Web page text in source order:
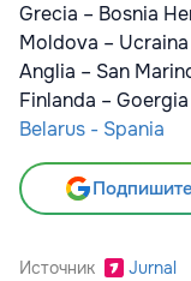
Grecia – Bosnia
Moldova – Ucraina
Anglia – San
Finlanda – Goergia
Belarus - Spania
Источник Jurnal